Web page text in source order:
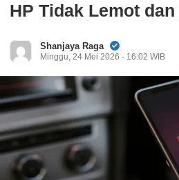
HP Tidak Lemot
Shanjaya Raga
Minggu, 24 Mei 2026 - 16:02 WIB